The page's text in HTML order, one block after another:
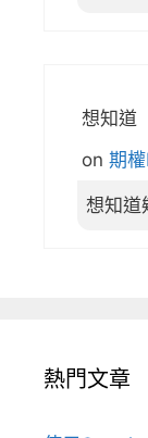
想知道
on 期
想知道
熱門文章